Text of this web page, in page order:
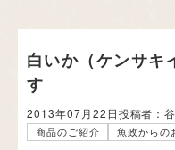
白いか（ケンサキ
す
2013年07月22日投稿者：
商品のご紹介 魚政からの